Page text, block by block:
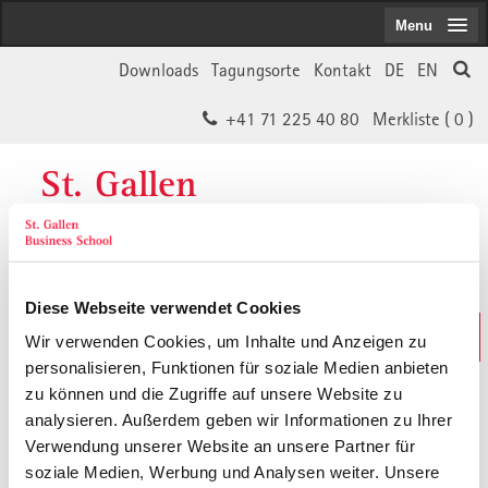
Diese Webseite verwendet Cookies
Wir verwenden Cookies, um Inhalte und Anzeigen zu
personalisieren, Funktionen für soziale Medien anbieten
zu können und die Zugriffe auf unsere Website zu
analysieren. Außerdem geben wir Informationen zu Ihrer
Verwendung unserer Website an unsere Partner für
soziale Medien, Werbung und Analysen weiter. Unsere
EN
DE
Kontakt
Tagungsorte
Downloads
Merkliste ( 0 )
+41 71 225 40 80
St. Gallen
Business School
Weiterbildungs-Suche
In 30 Sekunden das Passende finden
Menu
Der von Ihnen gesuchte Inhalt ist